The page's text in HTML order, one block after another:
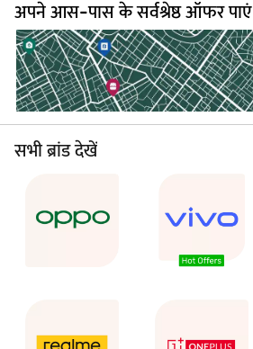
अपने आस-पास के सर्वश्रेष्ठ ऑफर पाएं
सभी ब्रांड देखें